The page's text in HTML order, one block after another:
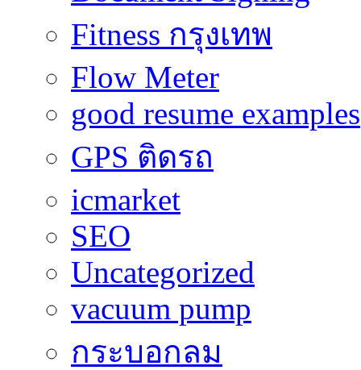
Fitness กรุงเทพ
Flow Meter
good resume examples
GPS ติดรถ
icmarket
SEO
Uncategorized
vacuum pump
กระบอกลม